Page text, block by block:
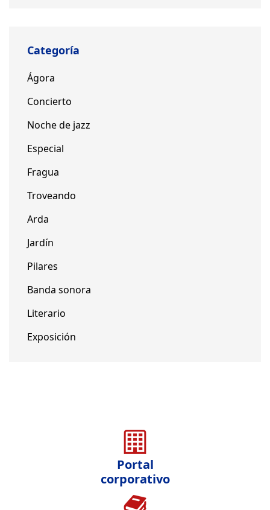
Categoría
Ágora
Concierto
Noche de jazz
Especial
Fragua
Troveando
Arda
Jardín
Pilares
Banda sonora
Literario
Exposición
Portal
corporativo